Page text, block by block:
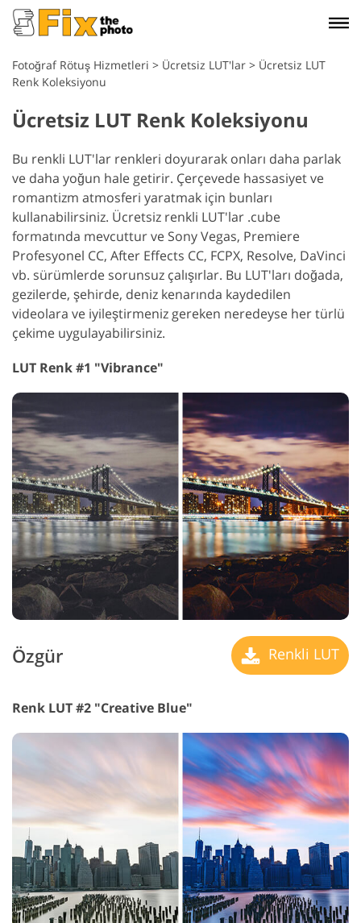
Fotoğraf Rötuş Hizmetleri > Ücretsiz LUT'lar > Ücretsiz LUT
Renk Koleksiyonu
Ücretsiz LUT Renk Koleksiyonu
Bu renkli LUT'lar renkleri doyurarak onları daha parlak
ve daha yoğun hale getirir. Çerçevede hassasiyet ve
romantizm atmosferi yaratmak için bunları
kullanabilirsiniz. Ücretsiz renkli LUT'lar .cube
formatında mevcuttur ve Sony Vegas, Premiere
Profesyonel CC, After Effects CC, FCPX, Resolve, DaVinci
vb. sürümlerde sorunsuz çalışırlar. Bu LUT'ları doğada,
gezilerde, şehirde, deniz kenarında kaydedilen
videolara ve iyileştirmeniz gereken neredeyse her türlü
çekime uygulayabilirsiniz.
LUT Renk #1 "Vibrance"
Özgür Renkli LUT
Renk LUT #2 "Creative Blue"